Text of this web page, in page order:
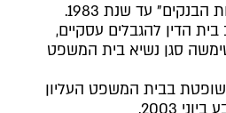
עד שנת 1983.
הדין להגבלים עסקיים,
בשנת 2000 שימשה סגן נשיא בית המשפט
כיהנה כשופטת בבית המשפט העליון